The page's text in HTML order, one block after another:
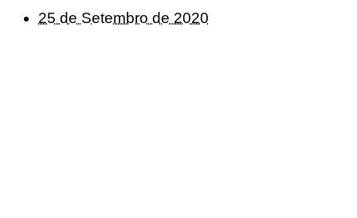
25 de Setembro de 2020